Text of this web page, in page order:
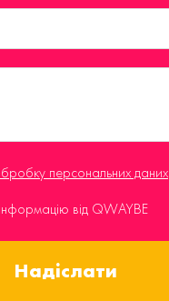
персональних даних
від QWAYBE
Надіслати